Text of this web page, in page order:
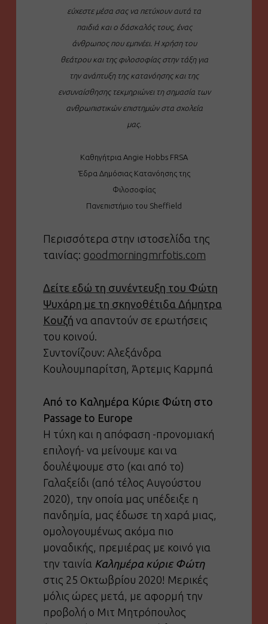
εύχεστε μέσα σας να πετύχουν αυτά τα
παιδιά και ο δάσκαλός τους, ένας
άνθρωπος που εμπνέει. Η χρήση του
θεάτρου και της φιλοσοφίας στην τάξη για
την ανάπτυξη της κατανόησης και της
ενσυναίσθησης τεκμηριώνει τη σημασία των
ανθρωπιστικών επιστημών στα σχολεία
μας.
Καθηγήτρια Angie Hobbs FRSA
Έδρα Δημόσιας Κατανόησης της
Φιλοσοφίας
Πανεπιστήμιο του Sheffield
Περισσότερα στην ιστοσελίδα της
ταινίας: goodmorningmrfotis.com
Δείτε εδώ τη συνέντευξη του Φώτη
Ψυχάρη με τη σκηνοθέτιδα Δήμητρα
Κουζή να απαντούν σε ερωτήσεις
του κοινού.
Συντονίζουν: Αλεξάνδρα
Κουλουμπαρίτση, Άρτεμις Καρμπά
Από το Καλημέρα Κύριε Φώτη στο
Passage to Europe
Η τύχη και η απόφαση -προνομιακή
επιλογή- να μείνουμε και να
δουλέψουμε στο (και από το)
Γαλαξείδι (από τέλος Αυγούστου
2020), την οποία μας υπέδειξε η
πανδημία, μας έδωσε τη χαρά μιας,
ομολογουμένως ακόμα πιο
μοναδικής, πρεμιέρας με κοινό για
την ταινία Καλημέρα κύριε Φώτη
στις 25 Οκτωβρίου 2020! Μερικές
μόλις ώρες μετά, με αφορμή την
προβολή ο Μιτ Μητρόπουλος